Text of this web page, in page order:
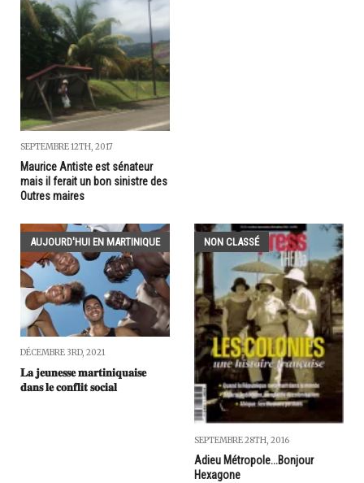
SEPTEMBRE 12TH, 2017
Maurice Antiste est sénateur
mais il ferait un bon sinistre des
Outres maires
AUJOURD'HUI EN MARTINIQUE
DÉCEMBRE 3RD, 2021
𝐋𝐚 𝐣𝐞𝐮𝐧𝐞𝐬𝐬𝐞 𝐦𝐚𝐫𝐭𝐢𝐧𝐢𝐪𝐮𝐚𝐢𝐬𝐞
𝐝𝐚𝐧𝐬 𝐥𝐞 𝐜𝐨𝐧𝐟𝐥𝐢𝐭 𝐬𝐨𝐜𝐢𝐚𝐥
NON CLASSÉ
SEPTEMBRE 28TH, 2016
Adieu Métropole...Bonjour
Hexagone